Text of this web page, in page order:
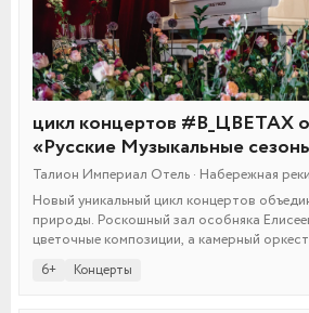
цикл концертов #В_ЦВЕТАХ
«Русские Музыкальные
Талион Империал Отель · Набережная
Новый уникальный цикл концертов
природы. Роскошный зал особняка
цветочные композиции, а камерный
выдающиеся композиции в разных
6+ Концерты